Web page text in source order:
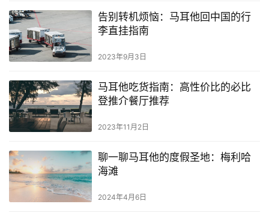
告别转机烦恼：马耳他回中国的行
李直挂指南
2023年9月3日
马耳他吃货指南：高性价比的必比
登推介餐厅推荐
2023年11月2日
聊一聊马耳他的度假圣地：梅利哈
海滩
2024年4月6日